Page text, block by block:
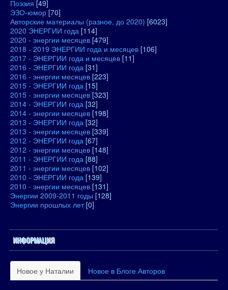
Поэзия [49]
ЭЗО-юмор [70]
Авторские материалы (разное, до 2020) [6023]
2020 ЭНЕРГИИ года [114]
2020 - энергии месяцев [479]
2018 - 2019 ЭНЕРГИИ года и месяцев [106]
2017 - ЭНЕРГИИ года и месяцев [11]
2016 - ЭНЕРГИИ года [31]
2016 - энергии месяцев [223]
2015 - ЭНЕРГИИ года [15]
2015 - энергии месяцев [323]
2014 - ЭНЕРГИИ года [32]
2014 - энергии месяцев [198]
2013 - ЭНЕРГИИ года [32]
2013 - энергии месяцев [339]
2012 - ЭНЕРГИИ года [67]
2012 - энергии месяцев [148]
2011 - ЭНЕРГИИ года [88]
2011 - энергии месяцев [102]
2010 - ЭНЕРГИИ года [139]
2010 - энергии месяцев [131]
Энергии 2009-2011 годы [128]
Энергии прошлых лет [0]
ИНФОРМАЦИЯ
Новое у Наталии Новое в Блоге Авторов